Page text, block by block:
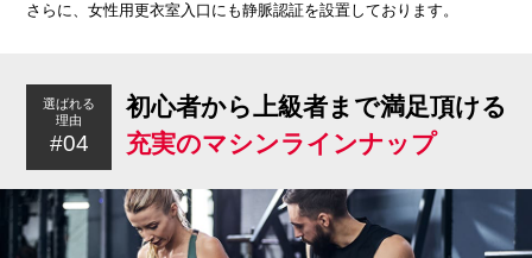
さらに、女性用更衣室入口にも静脈認証を設置しております。
選ばれる
理由
#04
初心者から上級者まで満足頂ける
充実のマシンラインナップ